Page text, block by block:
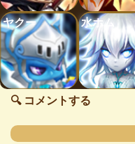
ヤクー 水ホム
🔍 コメントする